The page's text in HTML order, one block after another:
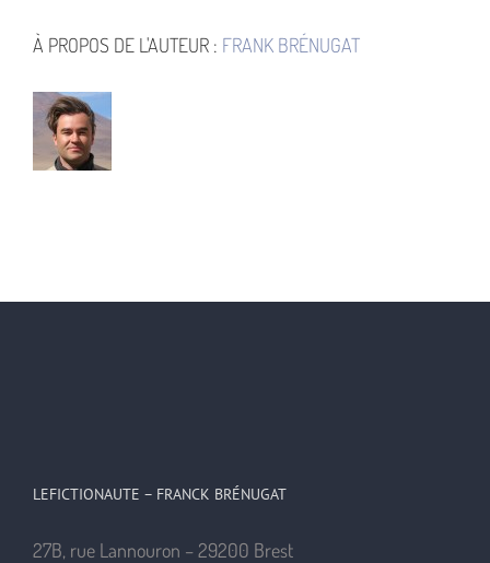
1990
À PROPOS DE L'AUTEUR : FRANK BRÉNUGAT
LEFICTIONAUTE – FRANCK BRÉNUGAT
27B, rue Lannouron – 29200 Brest